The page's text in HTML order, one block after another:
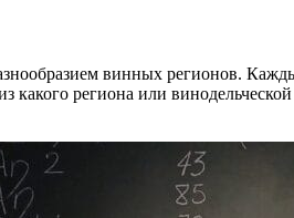
винных регионов.
какого региона или